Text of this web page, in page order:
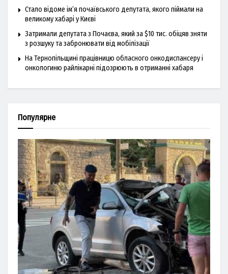
Стало відоме ім’я почаївського депутата, якого піймали на
великому хабарі у Києві
Затримали депутата з Почаєва, який за $10 тис. обіцяв зняти
з розшуку та забронювати від мобілізації
На Тернопільщині працівницю обласного онкодиспансеру і
онкологиню райлікарні підозрюють в отриманні хабаря
Популярне